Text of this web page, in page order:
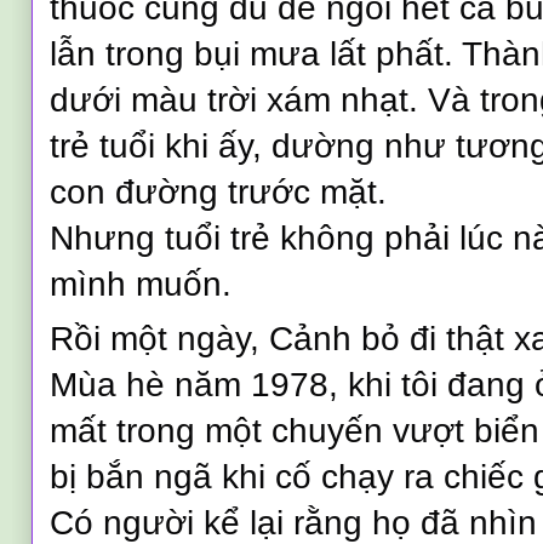
thuốc cũng đủ để ngồi hết cả
lẫn trong bụi mưa lất phất.
dưới màu trời xám nhạt. Và
trẻ tuổi khi ấy, dường như
con đường trước mặt.
Nhưng tuổi trẻ không phải lúc
mình muốn.
Rồi một ngày, Cảnh bỏ đi thật
Mùa hè năm 1978, khi tôi
mất trong một chuyến vượt
bị bắn ngã khi cố chạy ra chiếc
Có người kể lại rằng họ đã